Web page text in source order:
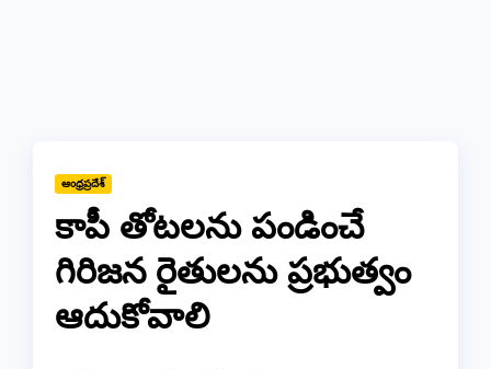
ఆంధ్రప్రదేశ్
కాపీ తోటలను పండించే
గిరిజన రైతులను ప్రభుత్వం
ఆదుకోవాలి